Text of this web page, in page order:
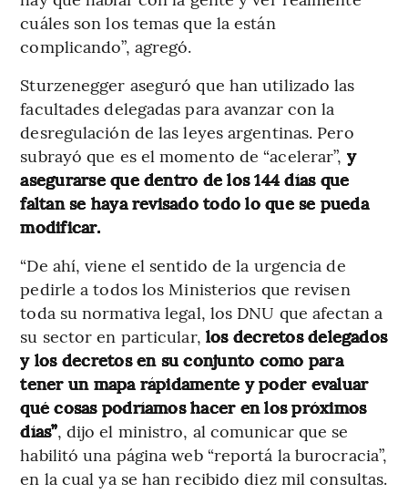
cuáles son los temas que la están
complicando”, agregó.
Sturzenegger aseguró que han utilizado las
facultades delegadas para avanzar con la
desregulación de las leyes argentinas. Pero
subrayó que es el momento de “acelerar”, y
asegurarse que dentro de los 144 días que
faltan se haya revisado todo lo que se pueda
modificar.
“De ahí, viene el sentido de la urgencia de
pedirle a todos los Ministerios que revisen
toda su normativa legal, los DNU que afectan a
su sector en particular, los decretos delegados
y los decretos en su conjunto como para
tener un mapa rápidamente y poder evaluar
qué cosas podríamos hacer en los próximos
días”, dijo el ministro, al comunicar que se
habilitó una página web “reportá la burocracia”,
en la cual ya se han recibido diez mil consultas.